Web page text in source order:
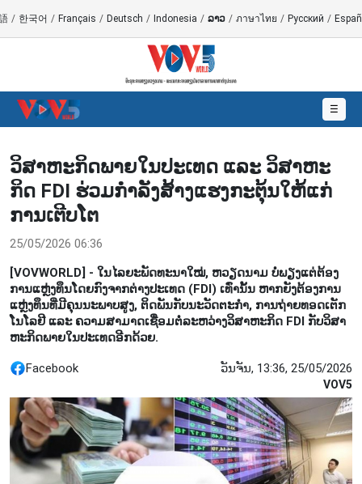
/ 한국어 / Français / Deutsch / Indonesia / ລາວ / ภาษาไทย / Русский /
☰
ວິ​ສາ​ຫະ​ກິດພາຍ​ໃນ​ປະ​ເທດ ແລະ ວິ​ສາ​ຫະ​
ກິດ FDI ຮ່ວມ​ກຳ​ລັງ​ສ້າງ​ແຮງ​ກະຕຸ້ນໃຫ້​ແກ່​
ການ​ເຕີບ​ໂຕ
25/05/2026 06:36
[VOVWORLD] - ໃນ​ໄລ​ຍະ​ພັດ​ທະ​ນາ​ໃໝ່, ຫວຽດ​ນາມ ບໍ່​ພຽງ​ແຕ່​ຕ້ອງ​
ການ​ແຫຼ່ງ​ທຶນ​ໂດຍ​ກົງ​ຈາກ​ຕ່າງ​ປະ​ເທດ (FDI) ເທົ່າ​ນັ້ນ ຫາກ​ຍັງ​ຕ້ອງ​ການ​
ແຫຼ່ງ​ທຶນ​ທີ່​ມີ​ຄຸນ​ນະ​ພາບ​ສູງ, ຕິດ​ພັນ​ກັບ​ນະ​ວັດ​ຕະ​ກຳ, ການຖ່າຍ​ທອດ​ເຕັກ​
ໂນ​ໂລ​ຢີ ແລະ ຄວາມ​ສາ​ມາດ​ເຊື່ອມ​ຕໍ່​ລະ​ຫວ່າງວິ​ສາ​ຫະ​ກິດ FDI ກັບ​ວິ​ສາ​
ຫະ​ກິດພາຍ​ໃນ​ປະ​ເທດ​ອີກ​ດ້ວຍ.
Facebook ວັນຈັນ, 13:36, 25/05/2026
VOV5